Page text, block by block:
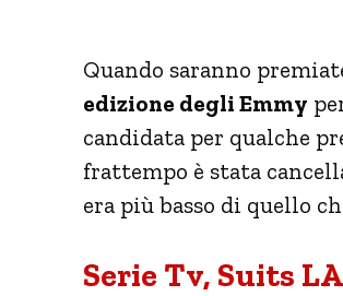
Quando saranno
edizione degli Emmy
candidata per qualche
frattempo è stata
era più basso di quello
Serie Tv, Suits LA